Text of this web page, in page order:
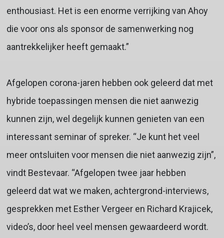
enthousiast. Het is een enorme verrijking van Ahoy
die voor ons als sponsor de samenwerking nog
aantrekkelijker heeft gemaakt.”
Afgelopen corona-jaren hebben ook geleerd dat met
hybride toepassingen mensen die niet aanwezig
kunnen zijn, wel degelijk kunnen genieten van een
interessant seminar of spreker. “Je kunt het veel
meer ontsluiten voor mensen die niet aanwezig zijn”,
vindt Bestevaar. “Afgelopen twee jaar hebben
geleerd dat wat we maken, achtergrond-interviews,
gesprekken met Esther Vergeer en Richard Krajicek,
video’s, door heel veel mensen gewaardeerd wordt.